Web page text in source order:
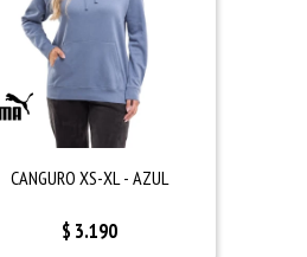
CANGURO XS-XL - AZUL
$ 3.190